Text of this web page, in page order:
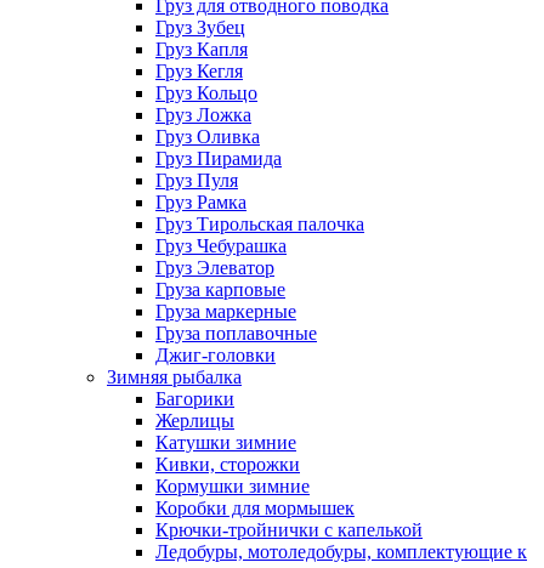
Груз для отводного поводка
Груз Зубец
Груз Капля
Груз Кегля
Груз Кольцо
Груз Ложка
Груз Оливка
Груз Пирамида
Груз Пуля
Груз Рамка
Груз Тирольская палочка
Груз Чебурашка
Груз Элеватор
Груза карповые
Груза маркерные
Груза поплавочные
Джиг-головки
Зимняя рыбалка
Багорики
Жерлицы
Катушки зимние
Кивки, сторожки
Кормушки зимние
Коробки для мормышек
Крючки-тройнички с капелькой
Ледобуры, мотоледобуры, комплектующие к